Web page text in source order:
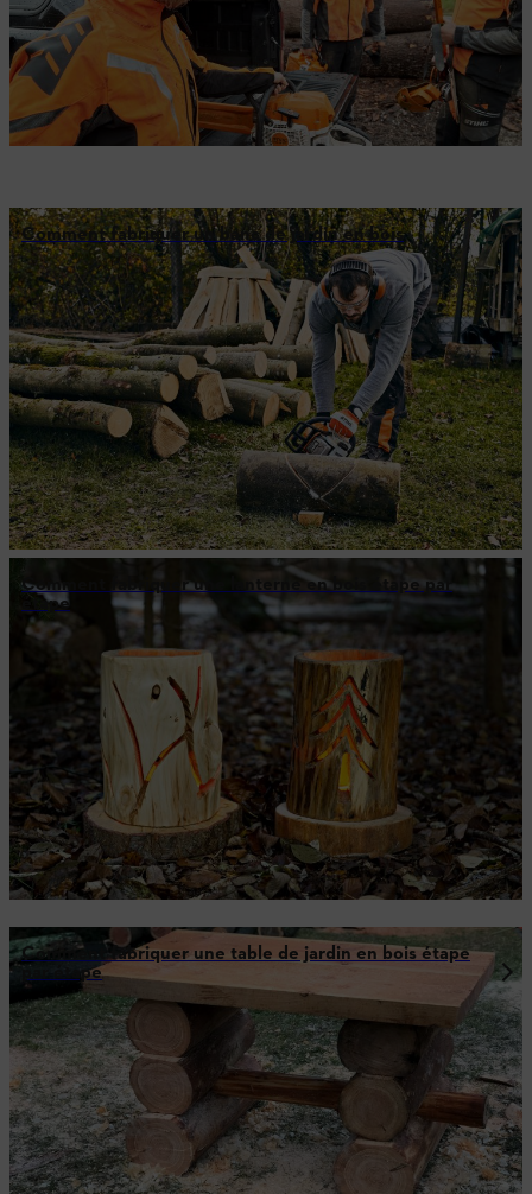
Comment fabriquer un banc de jardin en bois
Comment fabriquer une lanterne en bois étape par
étape
Comment fabriquer une table de jardin en bois étape
par étape